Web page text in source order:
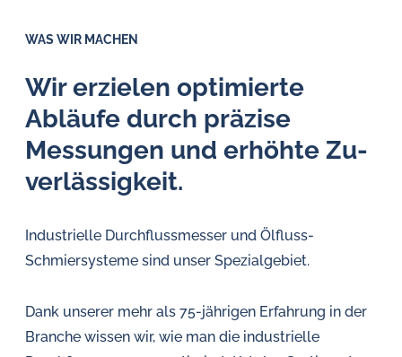
WAS WIR MACHEN
Wir erzielen optimierte
Abläufe durch präzise
Messungen und erhöhte Zu­
ver­läs­sig­keit.
Industrielle Durchflussmesser und Ölfluss-
Schmiersysteme sind unser Spezialgebiet.
Dank unserer mehr als 75-jährigen Erfahrung in der
Branche wissen wir, wie man die industrielle